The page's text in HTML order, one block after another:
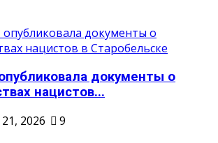
документы о
нацистов...
2026
9